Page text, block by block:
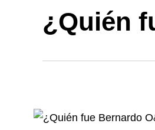
¿Quién